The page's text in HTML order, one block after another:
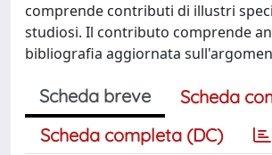
comprende contributi di illustri
studiosi. Il contributo comprende
bibliografia aggiornata
Scheda breve
Scheda
Scheda completa (DC)